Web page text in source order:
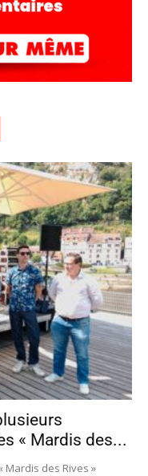
« Mardis des...
Mardis des Rives »